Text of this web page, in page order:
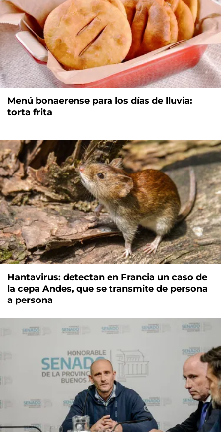
Menú bonaerense para los días de lluvia:
torta frita
Hantavirus: detectan en Francia un caso de
la cepa Andes, que se transmite de persona
a persona